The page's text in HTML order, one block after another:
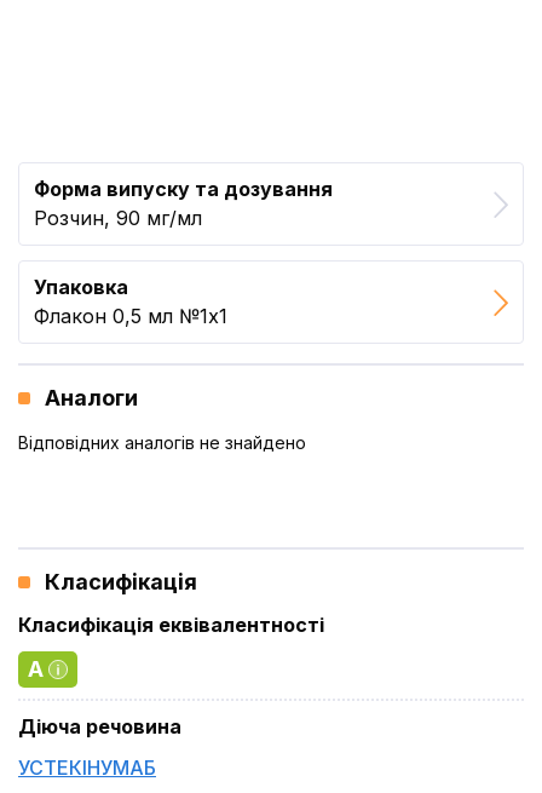
Форма випуску та дозування
Розчин, 90 мг/мл
Упаковка
Флакон 0,5 мл №1x1
Аналоги
Відповідних аналогів не знайдено
Класифікація
Класифікація еквівалентності
A
Діюча речовина
УСТЕКІНУМАБ